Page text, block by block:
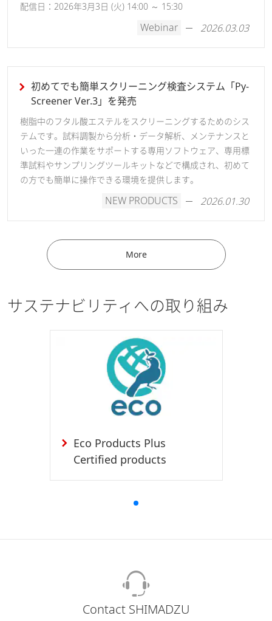
配信日：2026年3月3日 (火) 14:00 ～ 15:30
Webinar 2026.03.03
初めてでも簡単スクリーニング検査システム「Py-
Screener Ver.3」を発売
樹脂中のフタル酸エステルをスクリーニングするためのシス
テムです。試料調製から分析・データ解析、メンテナンスと
いった一連の作業をサポートする専用ソフトウェア、専用標
準試料やサンプリングツールキットなどで構成され、初めて
の方でも簡単に操作できる環境を提供します。
NEW PRODUCTS 2026.01.30
More
サステナビリティへの取り組み
Eco Products Plus
Certified products
Contact SHIMADZU